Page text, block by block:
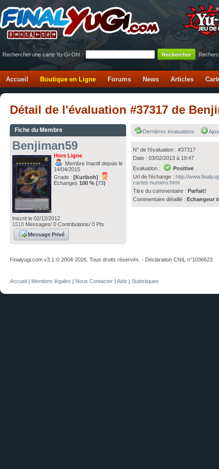
Rechercher une carte Yu-Gi-Oh! :
Accueil Boutique en Ligne Forums News Articles
Détail de l'évaluation #37317 de
Fiche du Membre
Benjiman59
Hors Ligne
Membre Inactif depuis le
14/04/2015
Grade : [Kuriboh]
Echanges 100 % (73)
Inscrit le 02/12/2012
1518 Messages/ 0 Contributions/ 0 Pts
Message Privé
Dernières évaluations
N° de l'évaluation : #37317
Date : 03/02/2013 à 19:47
Evaluation :
Positive
Url de l'échange :http://
cartes-numero.html
Titre du commentaire :Parfait!
Commentaire détaillé :Echangeur
Finalyugi.com v3.1 © 2004-2026. Tous droits réservés. - Déclaration CNIL n°1036623
Accueil | Mentions légales | Nous Contacter | Aide | Statistiques